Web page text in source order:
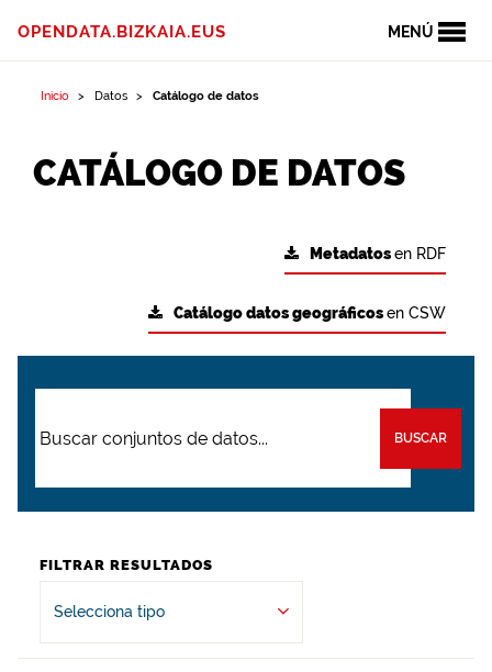
MENÚ
OPENDATA.BIZKAIA.EUS
Inicio Datos Catálogo de datos
CATÁLOGO DE DATOS
Metadatosen RDF
Catálogo datos geográficosen CSW
BUSCAR
FILTRAR RESULTADOS
Selecciona tipo